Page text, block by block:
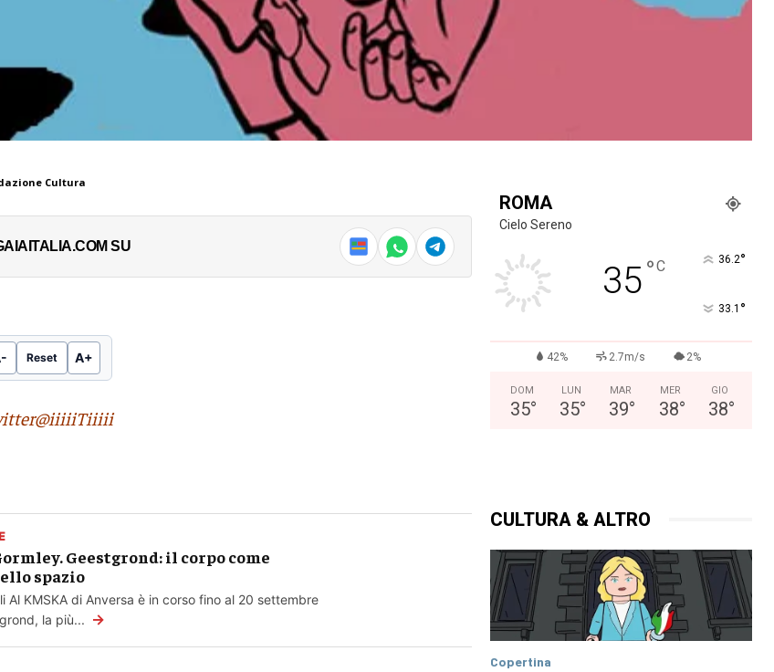
Cultura
SU
Reset A+
Geestgrond: il corpo come
spazio
Al KMSKA di Anversa è in corso fino al 20 settembre
la più... →
ROMA
Cielo Sereno
35°C 36.2°
33.1 °
42% 2.7m/s 2%
DOM
35°
LUN
35°
MAR
39°
MER
38°
GIO
38°
CULTURA & ALTRO
Copertina